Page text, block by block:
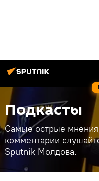
Подкасты
Самые острые
комментарии
Sputnik Молдова.